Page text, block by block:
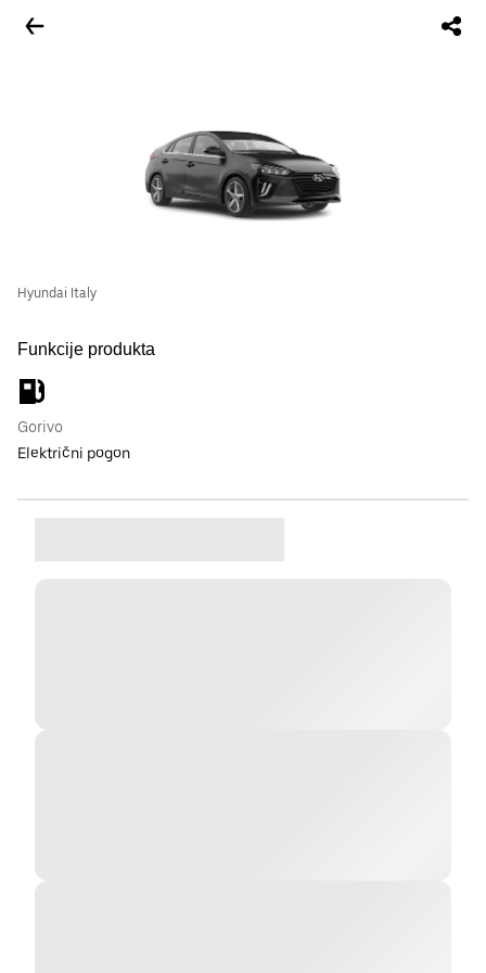
Hyundai Italy
Funkcije produkta
Gorivo
Električni pogon